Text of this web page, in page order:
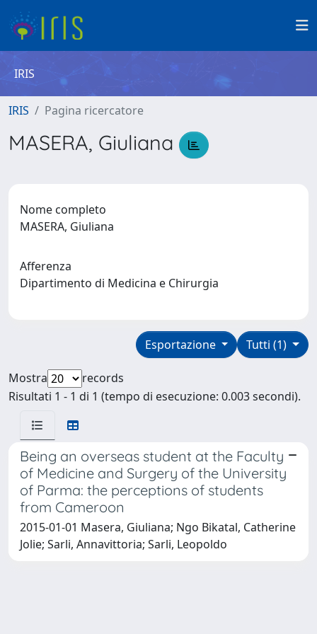
IRIS
IRIS Pagina ricercatore
MASERA, Giuliana
Nome completo
MASERA, Giuliana
Afferenza
Dipartimento di Medicina e Chirurgia
Tutti (1)
Esportazione
Mostra
records
Risultati 1 - 1 di 1 (tempo di esecuzione: 0.003 secondi).
Being an overseas student at the Faculty
of Medicine and Surgery of the University
of Parma: the perceptions of students
from Cameroon
2015-01-01 Masera, Giuliana; Ngo Bikatal, Catherine
Jolie; Sarli, Annavittoria; Sarli, Leopoldo